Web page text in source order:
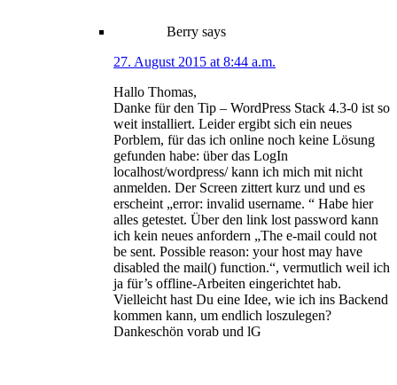
Berry says
27. August 2015 at 8:44 a.m.
Hallo Thomas,
Danke für den Tip – WordPress Stack 4.3-0 ist so
weit installiert. Leider ergibt sich ein neues
Porblem, für das ich online noch keine Lösung
gefunden habe: über das LogIn
localhost/wordpress/ kann ich mich mit nicht
anmelden. Der Screen zittert kurz und und es
erscheint „error: invalid username. “ Habe hier
alles getestet. Über den link lost password kann
ich kein neues anfordern „The e-mail could not
be sent. Possible reason: your host may have
disabled the mail() function.“, vermutlich weil ich
ja für’s offline-Arbeiten eingerichtet hab.
Vielleicht hast Du eine Idee, wie ich ins Backend
kommen kann, um endlich loszulegen?
Dankeschön vorab und lG